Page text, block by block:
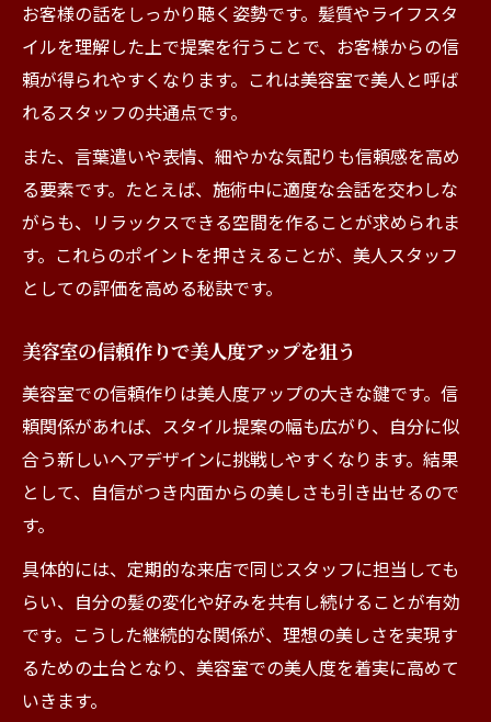
お客様の話をしっかり聴く姿勢です。髪質やライフスタ
イルを理解した上で提案を行うことで、お客様からの信
頼が得られやすくなります。これは美容室で美人と呼ば
れるスタッフの共通点です。
また、言葉遣いや表情、細やかな気配りも信頼感を高め
る要素です。たとえば、施術中に適度な会話を交わしな
がらも、リラックスできる空間を作ることが求められま
す。これらのポイントを押さえることが、美人スタッフ
としての評価を高める秘訣です。
美容室の信頼作りで美人度アップを狙う
美容室での信頼作りは美人度アップの大きな鍵です。信
頼関係があれば、スタイル提案の幅も広がり、自分に似
合う新しいヘアデザインに挑戦しやすくなります。結果
として、自信がつき内面からの美しさも引き出せるので
す。
具体的には、定期的な来店で同じスタッフに担当しても
らい、自分の髪の変化や好みを共有し続けることが有効
です。こうした継続的な関係が、理想の美しさを実現す
るための土台となり、美容室での美人度を着実に高めて
いきます。